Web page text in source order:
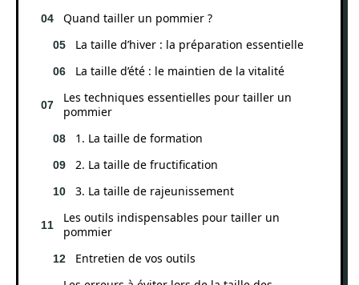
Quand tailler un pommier ?
La taille d’hiver : la préparation essentielle
La taille d’été : le maintien de la vitalité
Les techniques essentielles pour tailler un
pommier
1. La taille de formation
2. La taille de fructification
3. La taille de rajeunissement
Les outils indispensables pour tailler un
pommier
Entretien de vos outils